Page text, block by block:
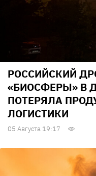
РОССИЙСКИЙ
«БИОСФЕРЫ» В
ПОТЕРЯЛА
ЛОГИСТИКИ
05 Августа 19:17